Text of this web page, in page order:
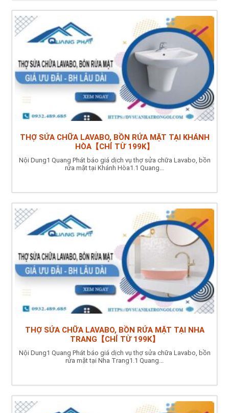
THỢ SỬA CHỮA LAVABO, BỒN RỬA MẶT TẠI KHÁNH
HÒA【CHỈ TỪ 199K】
Nội Dung1 Quang Phát báo giá dịch vụ thợ sửa chữa Lavabo, bồn
rửa mặt tại Khánh Hòa1.1 Quang...
THỢ SỬA CHỮA LAVABO, BỒN RỬA MẶT TẠI NHA
TRANG【CHỈ TỪ 199K】
Nội Dung1 Quang Phát báo giá dịch vụ thợ sửa chữa Lavabo, bồn
rửa mặt tại Nha Trang1.1 Quang...